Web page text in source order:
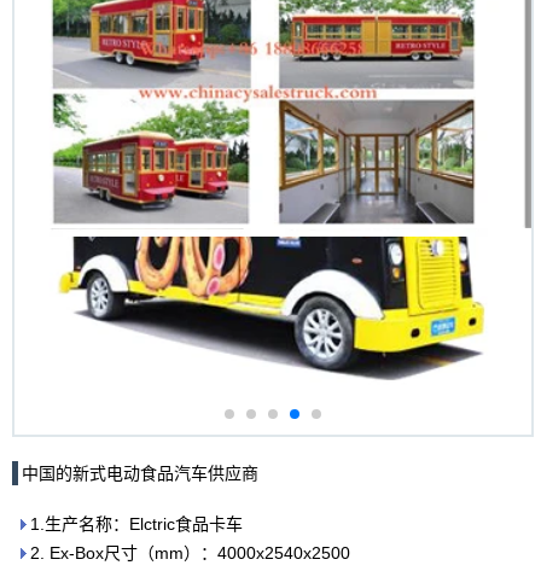
中国的新式电动食品汽车供应商
1.生产名称：Elctric食品卡车
2. Ex-Box尺寸（mm）：4000x2540x2500